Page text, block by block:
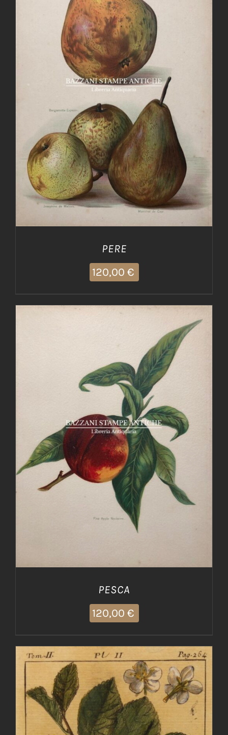
DETTAGLI
PERE
120,00 €
AGGIUNGI AL CARRELLO / DETTAGLI
PESCA
120,00 €